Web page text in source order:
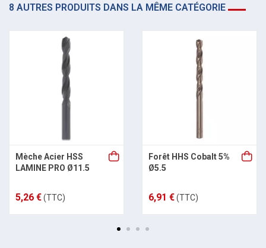
8 AUTRES PRODUITS DANS LA MÊME CATÉGORIE
Mèche Acier HSS
LAMINE PRO Ø11.5
5,26 €(TTC)
Forêt HHS Cobalt 5%
Ø5.5
6,91 €(TTC)